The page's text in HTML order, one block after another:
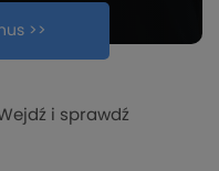
>>
i sprawdź